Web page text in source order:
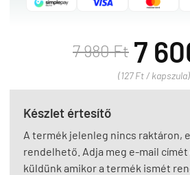
7 980 Ft 7
(127 Ft / kapszula)
Készlet értesítő
A termék jelenleg nincs raktáron,
rendelhető. Adja meg e-mail
küldünk amikor a termék ismét